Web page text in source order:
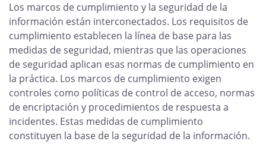
Los marcos de cumplimiento y la seguridad de la
información están interconectados. Los requisitos de
cumplimiento establecen la línea de base para las
medidas de seguridad, mientras que las operaciones
de seguridad aplican esas normas de cumplimiento en
la práctica. Los marcos de cumplimiento exigen
controles como políticas de control de acceso, normas
de encriptación y procedimientos de respuesta a
incidentes. Estas medidas de cumplimiento
constituyen la base de la seguridad de la información.